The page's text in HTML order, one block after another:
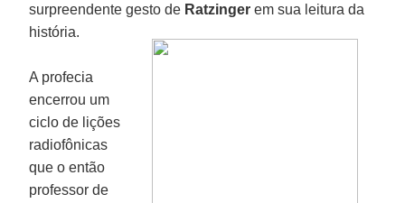
surpreendente gesto de Ratzingerem sua leitura da
história.
A profecia
encerrou um
ciclo de lições
radiofônicas
que o então
professor de